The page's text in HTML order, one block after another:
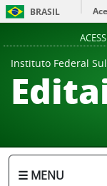
BRASIL
Instituto Federal
☰ MENU